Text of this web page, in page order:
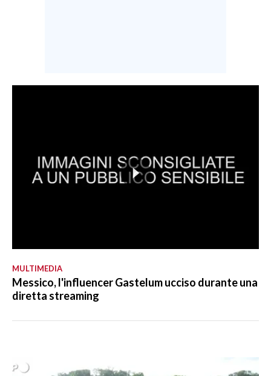
MULTIMEDIA
Messico, l'influencer Gastelum ucciso durante una
diretta streaming